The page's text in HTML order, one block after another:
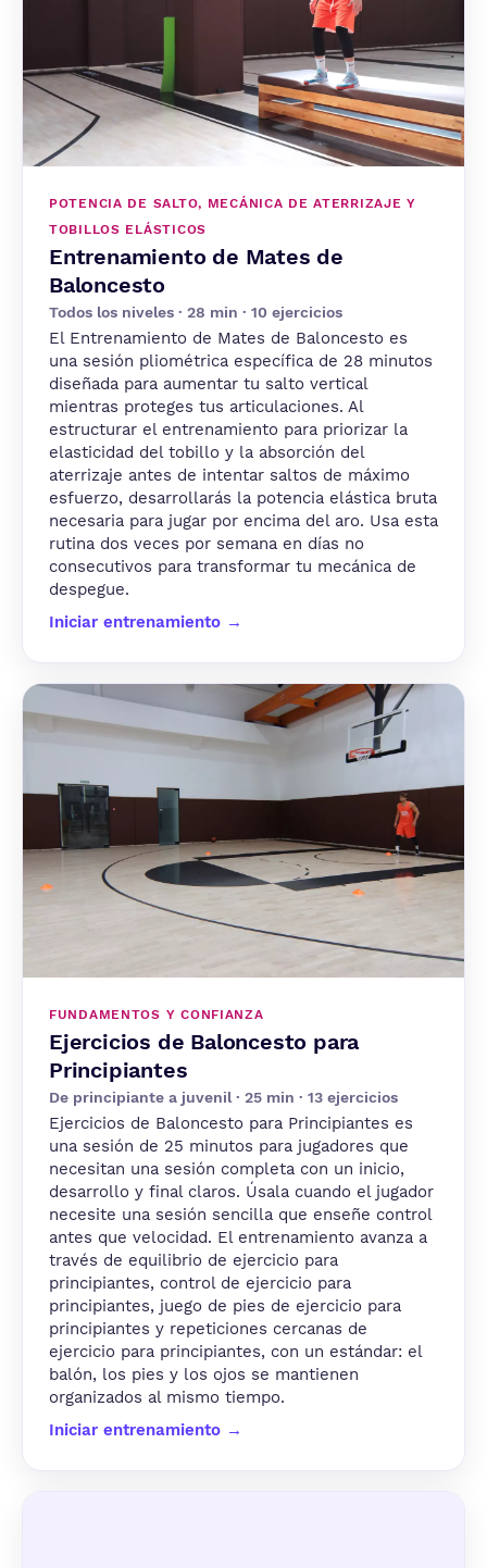
POTENCIA DE SALTO, MECÁNICA DE ATERRIZAJE Y
TOBILLOS ELÁSTICOS
Entrenamiento de Mates de
Baloncesto
Todos los niveles · 28 min · 10 ejercicios
El Entrenamiento de Mates de Baloncesto es
una sesión pliométrica específica de 28 minutos
diseñada para aumentar tu salto vertical
mientras proteges tus articulaciones. Al
estructurar el entrenamiento para priorizar la
elasticidad del tobillo y la absorción del
aterrizaje antes de intentar saltos de máximo
esfuerzo, desarrollarás la potencia elástica bruta
necesaria para jugar por encima del aro. Usa esta
rutina dos veces por semana en días no
consecutivos para transformar tu mecánica de
despegue.
Iniciar entrenamiento →
FUNDAMENTOS Y CONFIANZA
Ejercicios de Baloncesto para
Principiantes
De principiante a juvenil · 25 min · 13 ejercicios
Ejercicios de Baloncesto para Principiantes es
una sesión de 25 minutos para jugadores que
necesitan una sesión completa con un inicio,
desarrollo y final claros. Úsala cuando el jugador
necesite una sesión sencilla que enseñe control
antes que velocidad. El entrenamiento avanza a
través de equilibrio de ejercicio para
principiantes, control de ejercicio para
principiantes, juego de pies de ejercicio para
principiantes y repeticiones cercanas de
ejercicio para principiantes, con un estándar: el
balón, los pies y los ojos se mantienen
organizados al mismo tiempo.
Iniciar entrenamiento →